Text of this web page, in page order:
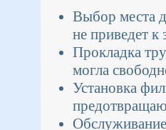
Выбор места
не приведет к
Прокладка
могла
Установка